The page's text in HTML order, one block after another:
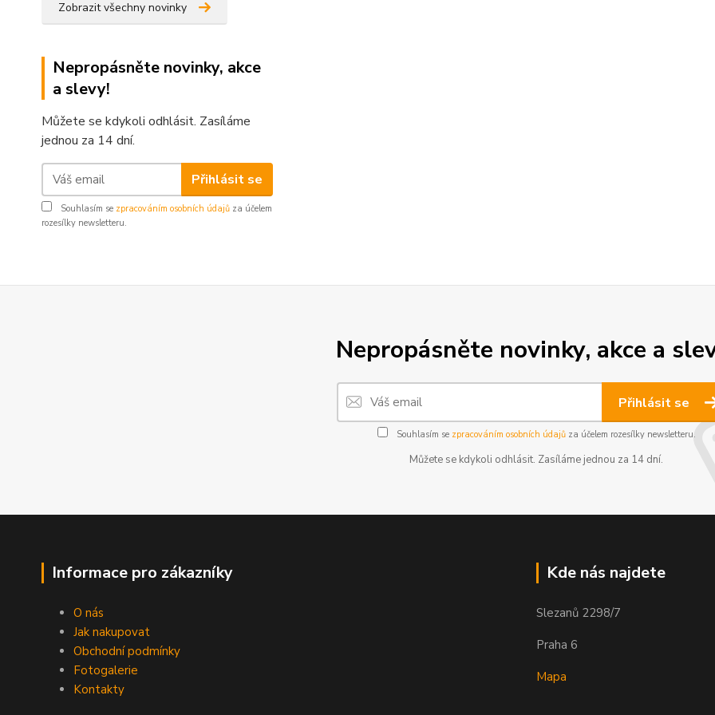
Zobrazit všechny novinky
Nepropásněte novinky, akce
a slevy!
Můžete se kdykoli odhlásit. Zasíláme
jednou za 14 dní.
Přihlásit se
Souhlasím se zpracováním osobních údajů za účelem
rozesílky newsletteru.
Nepropásněte novinky, akce a
Přihlásit se
Souhlasím se zpracováním osobních údajůza účelem rozesílky newsletteru.
Můžete se kdykoli odhlásit. Zasíláme jednou za 14 dní.
Informace pro zákazníky
O nás
Jak nakupovat
Obchodní podmínky
Fotogalerie
Kontakty
Kde nás najdete
Slezanů 2298/7
Praha 6
Mapa